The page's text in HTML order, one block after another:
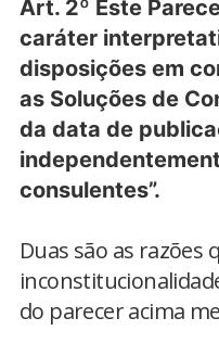
Art. 2º Este
caráter
disposições em
as Soluções de
da data de
consulentes”.
Duas são as
do parecer acima